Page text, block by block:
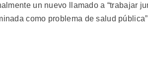
un nuevo llamado a “trabajar
como problema de salud